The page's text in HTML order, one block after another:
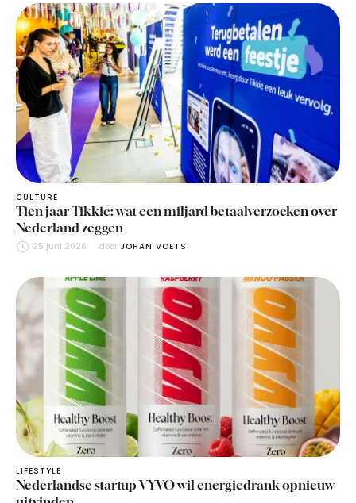
CULTURE
Tien jaar Tikkie: wat een miljard betaalverzoeken over
Nederland zeggen
25 juni 2026 door JOHAN VOETS
LIFESTYLE
Nederlandse startup VYVO wil energiedrank opnieuw